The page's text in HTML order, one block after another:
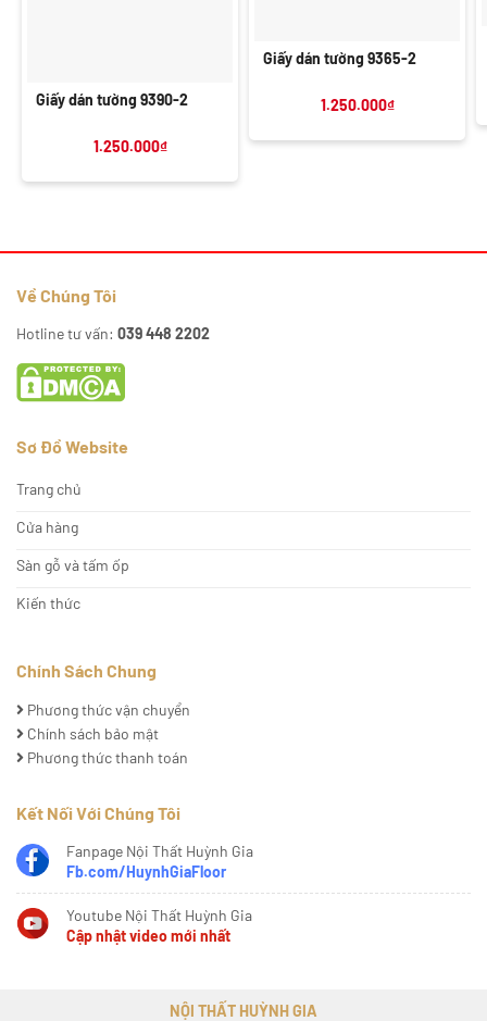
Giấy dán tường 9390-2
1.250.000₫
Giấy dán tường 9365-2
1.250.000₫
Về Chúng Tôi
Hotline tư vấn: 039 448 2202
Sơ Đồ Website
Trang chủ
Cửa hàng
Sàn gỗ và tấm ốp
Kiến thức
Chính Sách Chung
Phương thức vận chuyển
Chính sách bảo mật
Phương thức thanh toán
Kết Nối Với Chúng Tôi
Fanpage Nội Thất Huỳnh Gia
Fb.com/HuynhGiaFloor
Youtube Nội Thất Huỳnh Gia
Cập nhật video mới nhất
NỘI THẤT HUỲNH GIA